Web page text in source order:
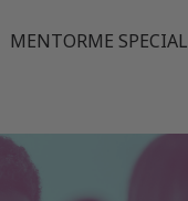
MENTORME SPECIAL